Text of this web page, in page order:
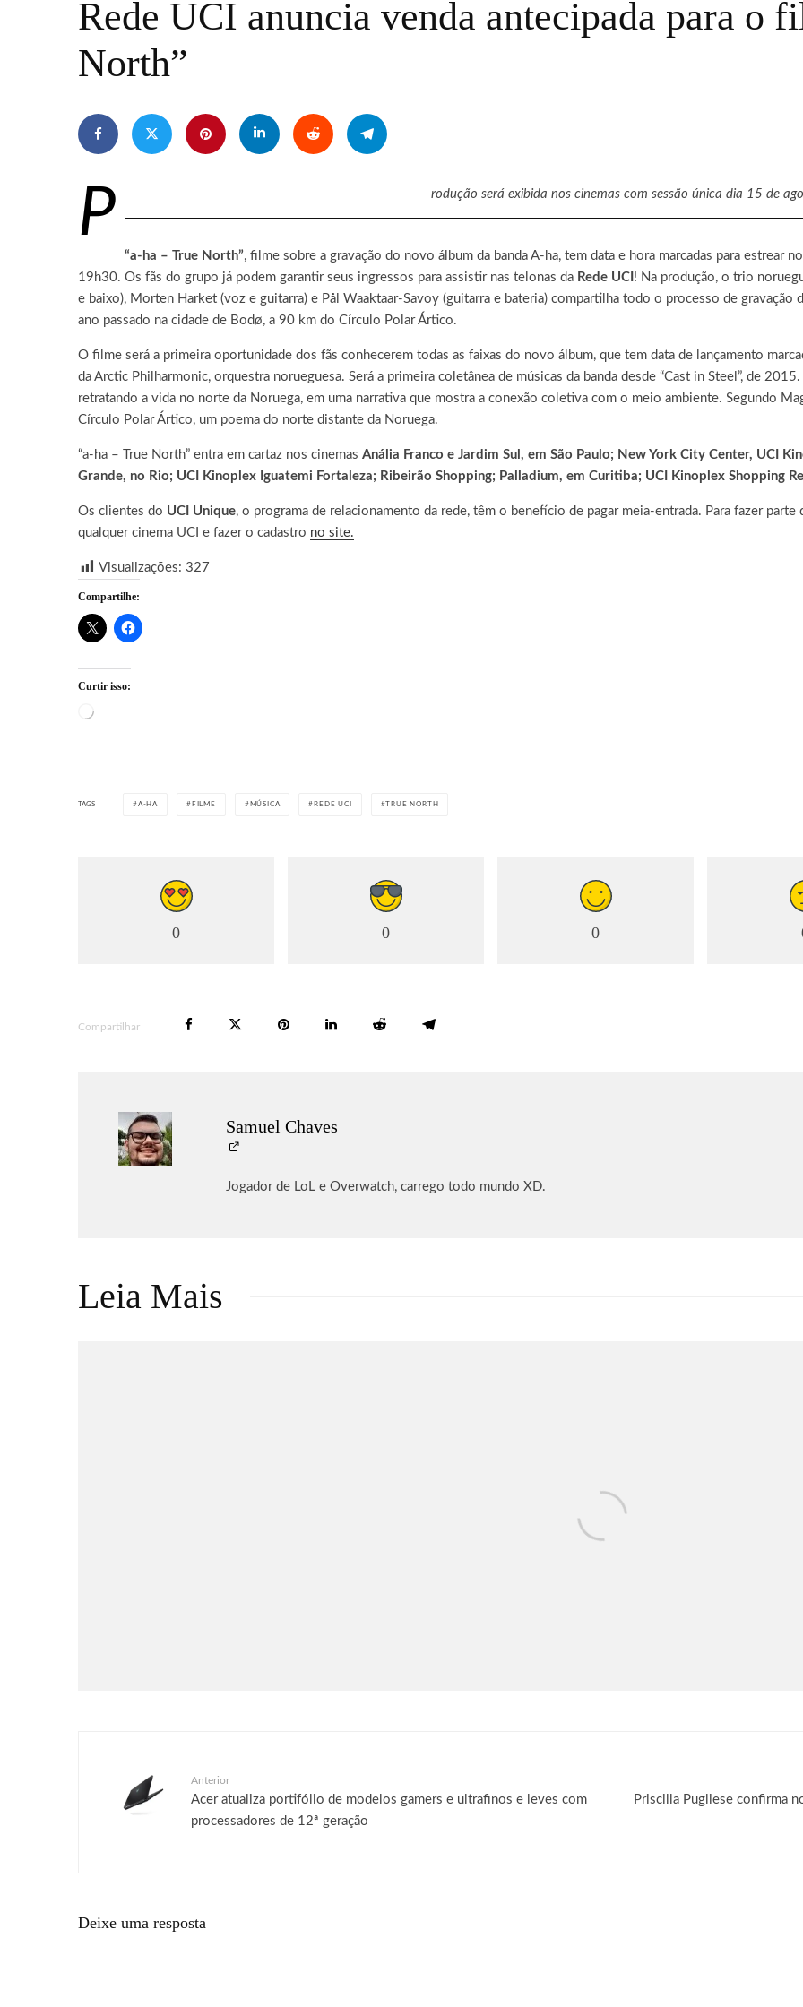
Rede UCI anuncia venda antecipada para o
North”
P rodução será exibida nos cinemas com sessão única dia 15 de
“a-ha – True North”, filme sobre a gravação do novo álbum da banda A-ha, tem data e hora marcadas para estrear
19h30. Os fãs do grupo já podem garantir seus ingressos para assistir nas telonas da Rede UCI ! Na produção, o trio
e baixo), Morten Harket (voz e guitarra) e Pål Waaktaar-Savoy (guitarra e bateria) compartilha todo o processo de gravação
ano passado na cidade de Bodø, a 90 km do Círculo Polar Ártico.
O filme será a primeira oportunidade dos fãs conhecerem todas as faixas do novo álbum, que tem data de lançamento
da Arctic Philharmonic, orquestra norueguesa. Será a primeira coletânea de músicas da banda desde “Cast in Steel”, de
retratando a vida no norte da Noruega, em uma narrativa que mostra a conexão coletiva com o meio ambiente. Segundo
Círculo Polar Ártico, um poema do norte distante da Noruega.
“a-ha – True North” entra em cartaz nos cinemas Anália Franco e Jardim Sul, em São Paulo; New York City Center, UCI
Grande, no Rio; UCI Kinoplex Iguatemi Fortaleza; Ribeirão Shopping; Palladium, em Curitiba; UCI Kinoplex Shopping
Os clientes do UCI Unique, o programa de relacionamento da rede, têm o benefício de pagar meia-entrada. Para fazer
qualquer cinema UCI e fazer o cadastro no site.
Visualizações: 327
Compartilhe:
Curtir isso:
Carregando...
TAGS A-HA FILME MÚSICA REDE UCI TRUE NORTH
0 0 0
Compartilhar
Samuel Chaves
Jogador de LoL e Overwatch, carrego todo mundo XD.
Leia Mais
Anterior
Acer atualiza portifólio de modelos gamers e ultrafinos e leves com
processadores de 12ª geração
Priscilla Pugliese confirma
Deixe uma resposta